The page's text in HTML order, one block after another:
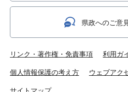
県政へのご意
リンク・著作権・免責事項 利用ガ
個人情報保護の考え方 ウェブアク